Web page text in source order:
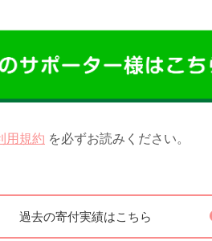
用規約 を必ずお読みください。
過去の寄付実績はこちら